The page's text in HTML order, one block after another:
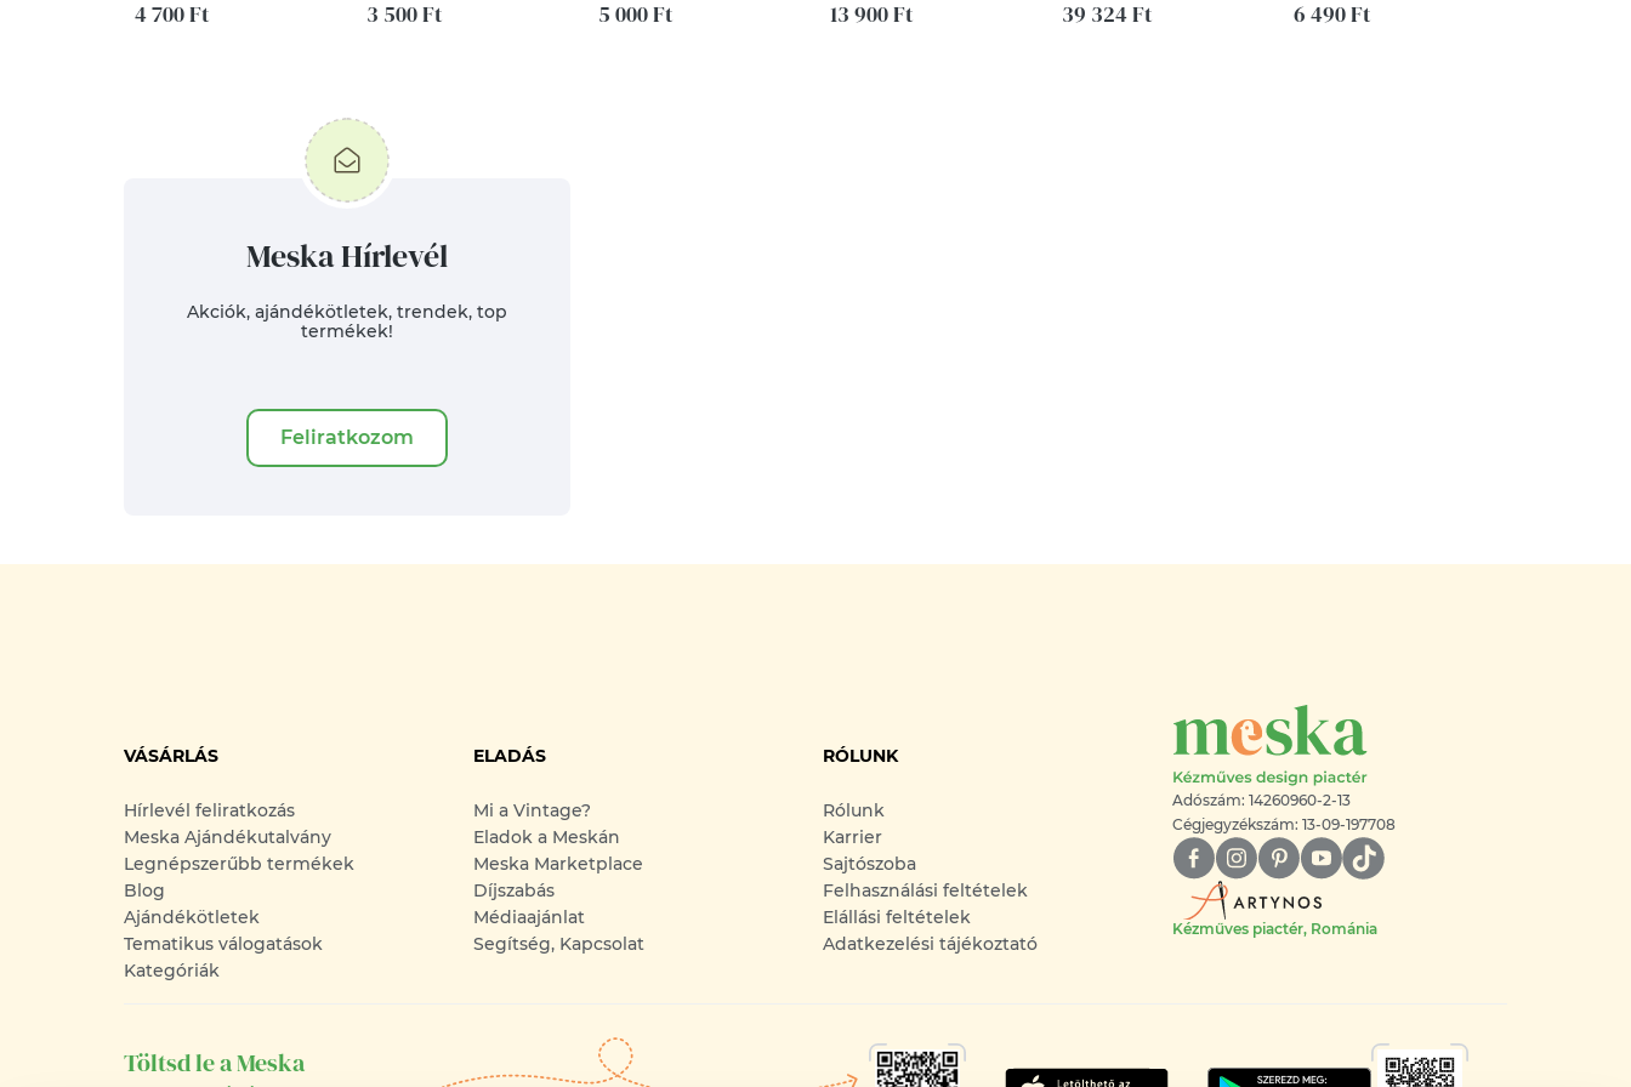
konyhába étkezőbe
4 700 Ft 3 500 Ft 5 000 Ft 13 900 Ft 39 324 Ft 6 490 Ft
Meska Hírlevél
Akciók, ajándékötletek, trendek, top
termékek!
Feliratkozom
VÁSÁRLÁS
Hírlevél feliratkozás
Meska Ajándékutalvány
Legnépszerűbb termékek
Blog
Ajándékötletek
Tematikus válogatások
Kategóriák
ELADÁS
Mi a Vintage?
Eladok a Meskán
Meska Marketplace
Díjszabás
Médiaajánlat
Segítség, Kapcsolat
RÓLUNK
Rólunk
Karrier
Sajtószoba
Felhasználási feltételek
Elállási feltételek
Adatkezelési tájékoztató
Adószám: 14260960-2-13
Cégjegyzékszám: 13-09-197708
Kézműves piactér, Románia
Töltsd le a Meska